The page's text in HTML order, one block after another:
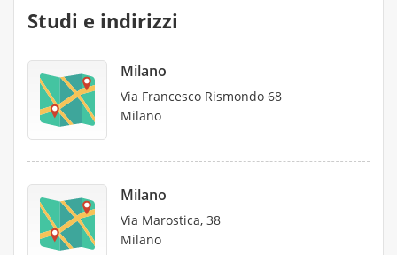
Studi e indirizzi
Milano
Via Francesco Rismondo 68
Milano
Milano
Via Marostica, 38
Milano